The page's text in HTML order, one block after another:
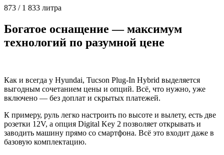
873 / 1 833 литра
Богатое оснащение — максимум
технологий по разумной цене
Как и всегда у Hyundai, Tucson Plug-In Hybrid выделяется
выгодным сочетанием цены и опций. Всё, что нужно, уже
включено — без доплат и скрытых платежей.
К примеру, руль легко настроить по высоте и вылету, есть две
розетки 12V, а опция Digital Key 2 позволяет открывать и
заводить машину прямо со смартфона. Всё это входит даже в
базовую комплектацию.